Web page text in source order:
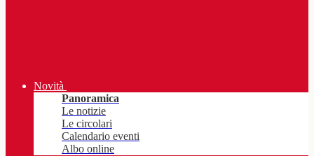
Novità
Panoramica
Le notizie
Le circolari
Calendario eventi
Albo online